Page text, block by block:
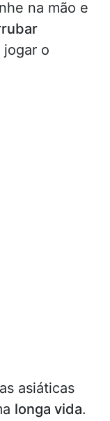
na mão e
jogar o
asiáticas
longa vida.